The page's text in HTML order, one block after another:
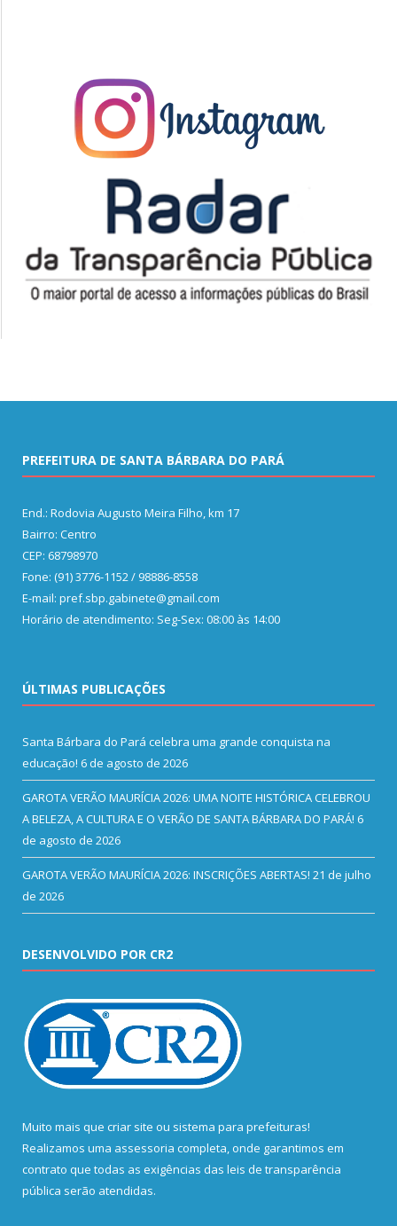
PREFEITURA DE SANTA BÁRBARA DO PARÁ
End.: Rodovia Augusto Meira Filho, km 17
Bairro: Centro
CEP: 68798970
Fone: (91) 3776-1152 / 98886-8558
E-mail: pref.sbp.gabinete@gmail.com
Horário de atendimento: Seg-Sex: 08:00 às 14:00
ÚLTIMAS PUBLICAÇÕES
Santa Bárbara do Pará celebra uma grande conquista na
educação! 6 de agosto de 2026
GAROTA VERÃO MAURÍCIA 2026: UMA NOITE HISTÓRICA CELEBROU
A BELEZA, A CULTURA E O VERÃO DE SANTA BÁRBARA DO PARÁ! 6
de agosto de 2026
GAROTA VERÃO MAURÍCIA 2026: INSCRIÇÕES ABERTAS! 21 de julho
de 2026
DESENVOLVIDO POR CR2
Muito mais que criar site ou sistema para prefeituras!
Realizamos uma assessoria completa, onde garantimos em
contrato que todas as exigências das leis de transparência
pública serão atendidas.